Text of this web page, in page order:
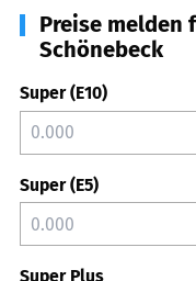
Preise melden
Schönebeck
Super (E10)
Super (E5)
Super Plus